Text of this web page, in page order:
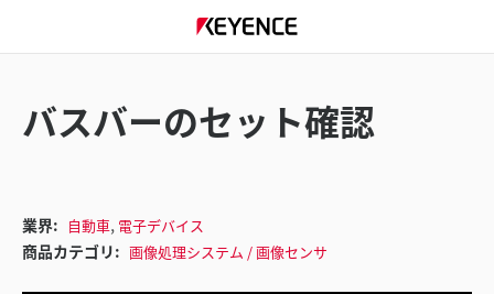
バスバーのセット確認
業界: 自動車, 電子デバイス
商品カテゴリ: 画像処理システム / 画像センサ